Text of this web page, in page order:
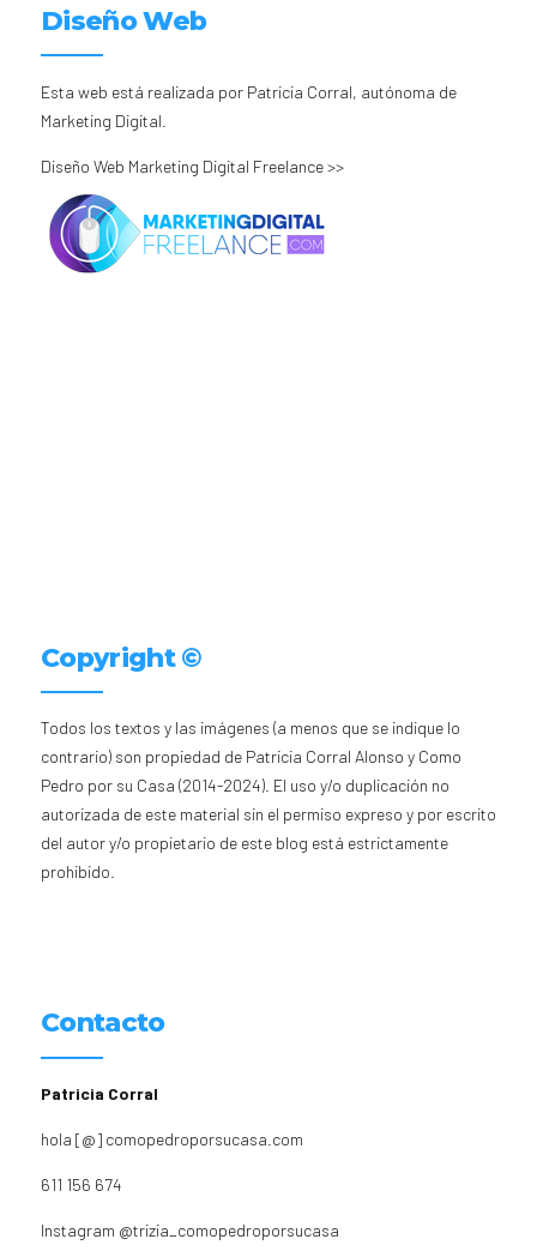
Diseño Web
Esta web está realizada por Patricia Corral, autónoma de
Marketing Digital.
Diseño Web Marketing Digital Freelance >>
Copyright ©
Todos los textos y las imágenes (a menos que se indique lo
contrario) son propiedad de Patricia Corral Alonso y Como
Pedro por su Casa (2014-2024). El uso y/o duplicación no
autorizada de este material sin el permiso expreso y por escrito
del autor y/o propietario de este blog está estrictamente
prohibido.
Contacto
Patricia Corral
hola [@] comopedroporsucasa.com
611 156 674
Instagram @trizia_comopedroporsucasa